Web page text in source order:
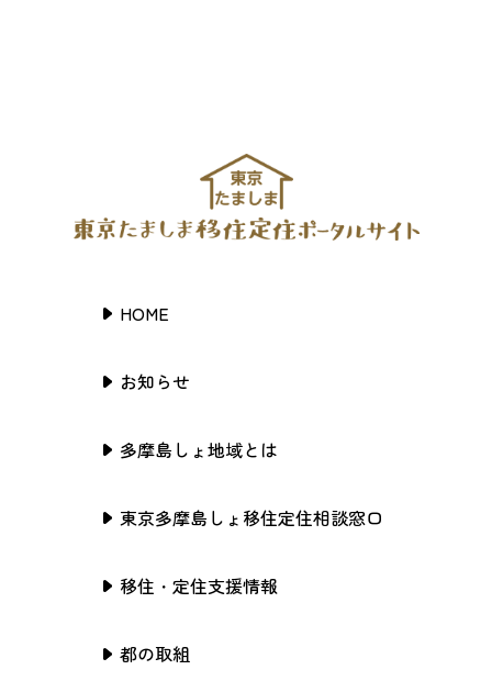
HOME
お知らせ
多摩島しょ地域とは
東京多摩島しょ移住定住相談窓口
移住・定住支援情報
都の取組